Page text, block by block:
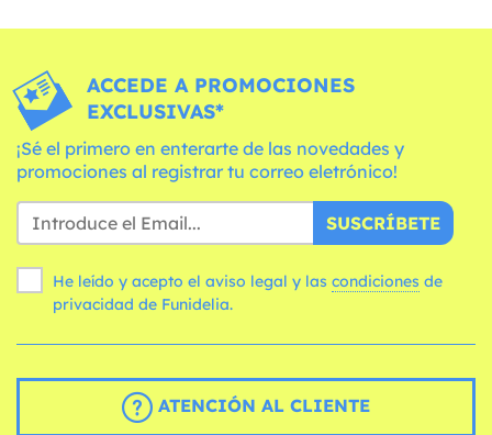
ACCEDE A PROMOCIONES
EXCLUSIVAS*
¡Sé el primero en enterarte de las novedades y
promociones al registrar tu correo eletrónico!
SUSCRÍBETE
He leído y acepto el aviso legal y las condiciones
privacidad de Funidelia.
ATENCIÓN AL CLIENTE